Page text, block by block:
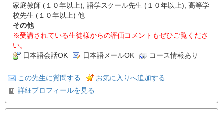
家庭教師 (１０年以上), 語学スクール先生 (１０年以上), 高等学
校先生 (１０年以上) 他
その他
※受講されている生徒様からの評価コメントもぜひご覧くださ
い。
日本語会話OK
日本語メールOK コース情報あり
この先生に質問する
お気に入りへ追加する
詳細プロフィールを見る